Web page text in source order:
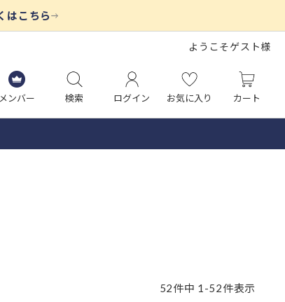
ようこそゲスト様
メンバー 検索 ログイン お気に入り カート
52件中 1 -52件表示